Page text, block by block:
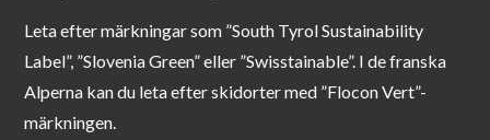
Leta efter märkningar som ”South Tyrol Sustainability
Label”, ”Slovenia Green” eller ”Swisstainable”. I de franska
Alperna kan du leta efter skidorter med ”Flocon Vert”-
märkningen.